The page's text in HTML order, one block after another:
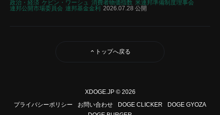
政治・経済 ケビン・ワーシュ 消費者物価指数 米連邦準備制度理事会
連邦公開市場委員会 連邦基金金利 2026.07.28 公開
トップへ戻る
XDOGE.JP © 2026
プライバシーポリシー
お問い合わせ DOGE CLICKER
DOGE GYOZA